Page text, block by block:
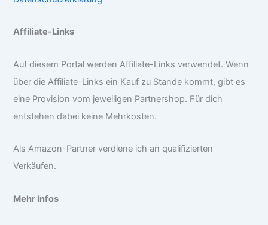
Affiliate-Links
Auf diesem Portal werden Affiliate-Links verwendet. Wenn
über die Affiliate-Links ein Kauf zu Stande kommt, gibt es
eine Provision vom jeweiligen Partnershop. Für dich
entstehen dabei keine Mehrkosten.
Als Amazon-Partner verdiene ich an qualifizierten
Verkäufen.
Mehr Infos